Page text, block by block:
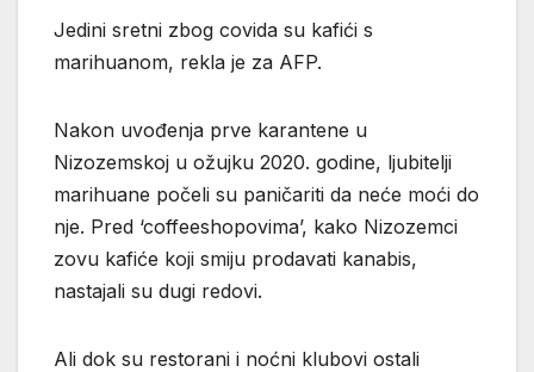
Jedini sretni zbog covida su kafići s
marihuanom, rekla je za AFP.
Nakon uvođenja prve karantene u
Nizozemskoj u ožujku 2020. godine, ljubitelji
marihuane počeli su paničariti da neće moći do
nje. Pred ‘coffeeshopovima’, kako Nizozemci
zovu kafiće koji smiju prodavati kanabis,
nastajali su dugi redovi.
Ali dok su restorani i noćni klubovi ostali